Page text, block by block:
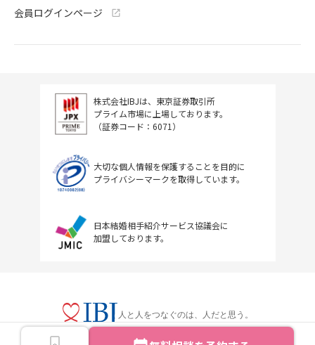
会員ログインページ
株式会社IBJは、東京証券取引所
プライム市場に上場しております。
（証券コード：6071）
大切な個人情報を保護することを目的に
プライバシーマークを取得しています。
日本結婚相手紹介サービス協議会に
加盟しております。
人と人をつなぐのは、人だと思う。